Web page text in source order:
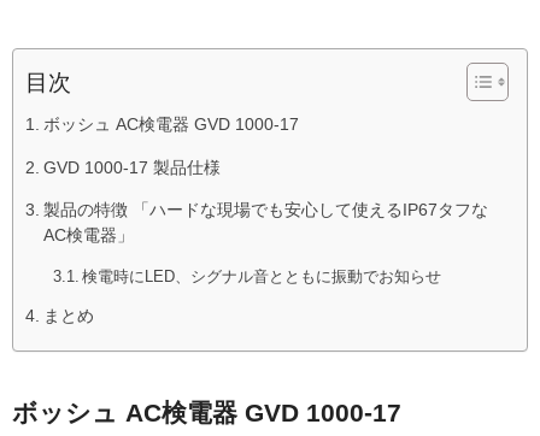
目次
ボッシュ AC検電器 GVD 1000-17
GVD 1000-17 製品仕様
製品の特徴 「ハードな現場でも安心して使えるIP67タフな
AC検電器」
検電時にLED、シグナル音とともに振動でお知らせ
まとめ
ボッシュ AC検電器 GVD 1000-17